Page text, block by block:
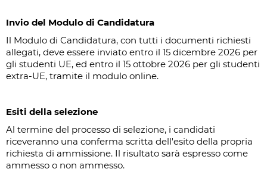
Invio del Modulo di Candidatura
Il Modulo di Candidatura, con tutti i documenti richiesti
allegati, deve essere inviato entro il 15 dicembre 2026 per
gli studenti UE, ed entro il 15 ottobre 2026 per gli studenti
extra-UE, tramite il modulo online.
Esiti della selezione
Al termine del processo di selezione, i candidati
riceveranno una conferma scritta dell'esito della propria
richiesta di ammissione. Il risultato sarà espresso come
ammesso o non ammesso.